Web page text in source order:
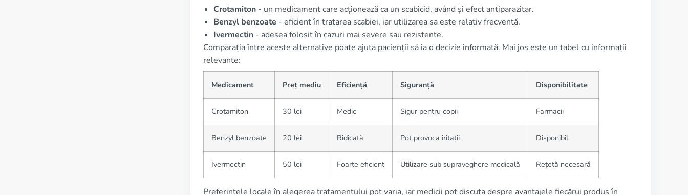
Crotamiton - un medicament care acționează ca un scabicid, având și efect antiparazitar.
Benzyl benzoate - eficient în tratarea scabiei, iar utilizarea sa este relativ frecventă.
Ivermectin - adesea folosit în cazuri mai severe sau rezistente.
Comparația între aceste alternative poate ajuta pacienții să ia o decizie informată. Mai jos este un tabel cu informații
relevante:
Medicament Preț mediu Eficiență Siguranță Disponibilitate
Crotamiton 30 lei Medie Sigur pentru copii Farmacii
Benzyl benzoate 20 lei Ridicată Pot provoca iritații Disponibil
Ivermectin 50 lei Foarte eficient Utilizare sub supraveghere medicală Rețetă necesară
Preferințele locale în alegerea tratamentului pot varia, iar medicii pot discuta despre avantajele fiecărui produs în